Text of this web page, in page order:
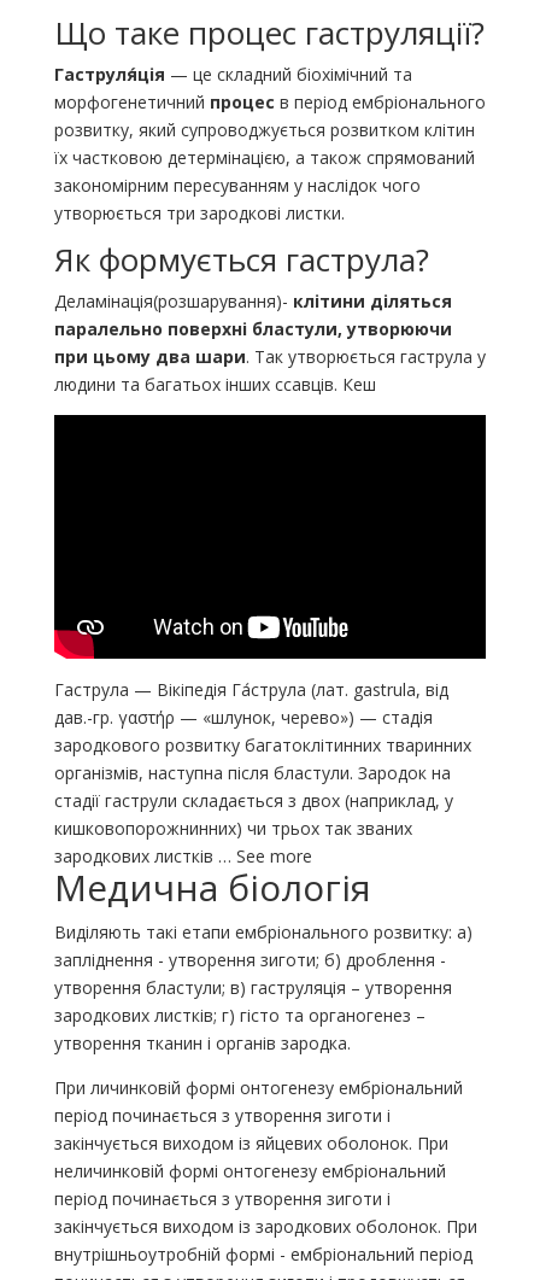
Що таке процес гаструляції?
Гаструля́ція — це складний біохімічний та
морфогенетичний процес в період ембріонального
розвитку, який супроводжується розвитком клітин
їх частковою детермінацією, а також спрямований
закономірним пересуванням у наслідок чого
утворюється три зародкові листки.
Як формується гаструла?
Деламінація(розшарування)- клітини діляться
паралельно поверхні бластули, утворюючи
при цьому два шари. Так утворюється гаструла у
людини та багатьох інших ссавців. Кеш
Гаструла — Вікіпедія Га́струла (лат. gastrula, від
дав.-гр. γαστήρ — «шлунок, черево») — стадія
зародкового розвитку багатоклітинних тваринних
організмів, наступна після бластули. Зародок на
стадії гаструли складається з двох (наприклад, у
кишковопорожнинних) чи трьох так званих
зародкових листків … See more
Медична біологія
Виділяють такі етапи ембріонального розвитку: а)
запліднення - утворення зиготи; б) дроблення -
утворення бластули; в) гаструляція – утворення
зародкових листків; г) гісто та органогенез –
утворення тканин і органів зародка.
При личинковій формі онтогенезу ембріональний
період починається з утворення зиготи і
закінчується виходом із яйцевих оболонок. При
неличинковій формі онтогенезу ембріональний
період починається з утворення зиготи і
закінчується виходом із зародкових оболонок. При
внутрішньоутробній формі - ембріональний період